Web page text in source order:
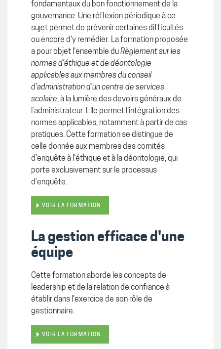
fondamentaux du bon fonctionnement de la
gouvernance. Une réflexion périodique à ce
sujet permet de prévenir certaines difficultés
ou encore d'y remédier. La formation proposée
a pour objet l'ensemble duRèglement sur les
normes d’éthique et de déontologie
applicables aux membres du conseil
d’administration d’un centre de services
scolaire, à la lumière des devoirs généraux de
l’administrateur. Elle permet l'intégration des
normes applicables, notamment à partir de cas
pratiques. Cette formation se distingue de
celle donnée aux membres des comités
d'enquête à l'éthique et à la déontologie, qui
porte exclusivement sur le processus
d’enquête.
VOIR LA FORMATION
La gestion efficace d'une
équipe
Cette formation aborde les concepts de
leadership et de la relation de confiance à
établir dans l’exercice de son rôle de
gestionnaire.
VOIR LA FORMATION